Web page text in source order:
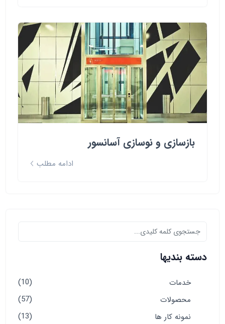
بازسازی و نوسازی آسانسور
ادامه مطلب
دسته بندیها
خدمات
(10)
محصولات
(57)
نمونه کار ها
(13)